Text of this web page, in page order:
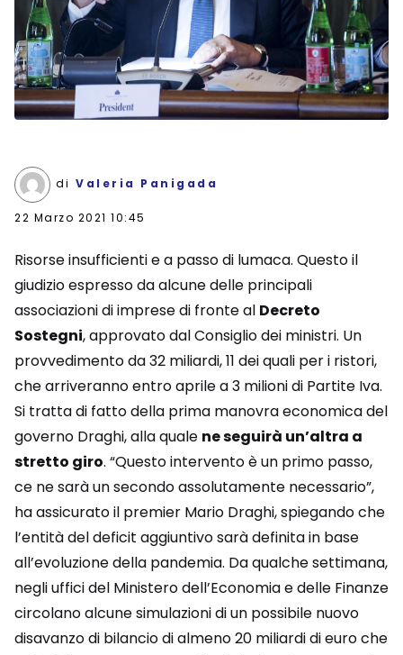
di Valeria Panigada
22 Marzo 2021 10:45
Risorse insufficienti e a passo di lumaca. Questo il
giudizio espresso da alcune delle principali
associazioni di imprese di fronte al Decreto
Sostegni, approvato dal Consiglio dei ministri. Un
provvedimento da 32 miliardi, 11 dei quali per i ristori,
che arriveranno entro aprile a 3 milioni di Partite Iva.
Si tratta di fatto della prima manovra economica del
governo Draghi, alla quale ne seguirà un’altra a
stretto giro. “Questo intervento è un primo passo,
ce ne sarà un secondo assolutamente necessario”,
ha assicurato il premier Mario Draghi, spiegando che
l’entità del deficit aggiuntivo sarà definita in base
all’evoluzione della pandemia. Da qualche settimana,
negli uffici del Ministero dell’Economia e delle Finanze
circolano alcune simulazioni di un possibile nuovo
disavanzo di bilancio di almeno 20 miliardi di euro che